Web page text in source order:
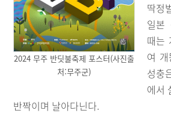
2024 무주 반딧불축제 포스터(사진출
처:무주군)
딱정
일본
때는
여
성충
에서
반짝이며 날아다닌다.